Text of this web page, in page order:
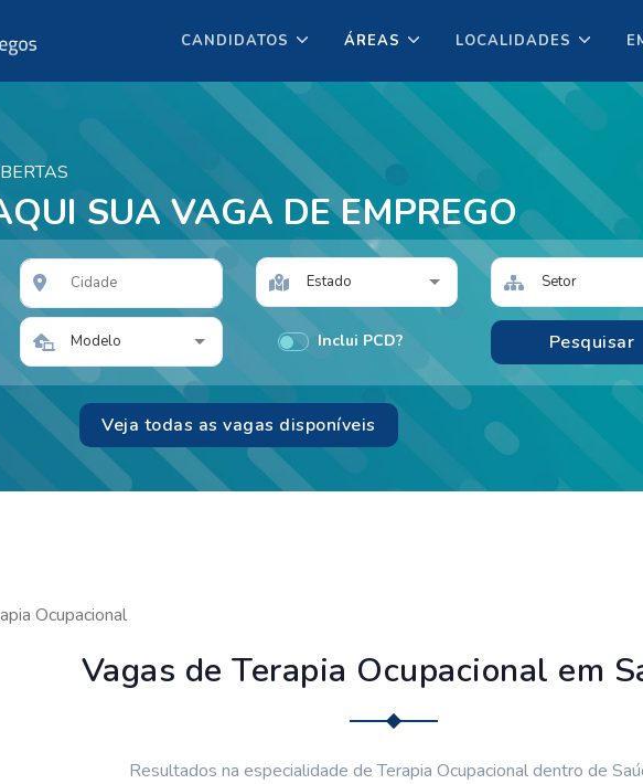
CANDIDATOS ÁREAS LOCALIDADES
SUA VAGA DE EMPREGO
Estado Setor
Modelo Inclui PCD?
Veja todas as vagas disponíveis
Ocupacional
Vagas de Terapia Ocupacional em
Resultados na especialidade de Terapia Ocupacional dentro de